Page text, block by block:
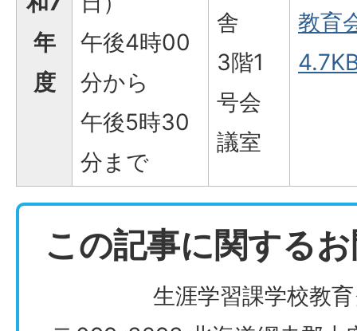
年
度
午後4時00
分から
午後5時30
分まで
舎
3階1
号会
議室
教育
この記事に関する
生涯学習課学校教